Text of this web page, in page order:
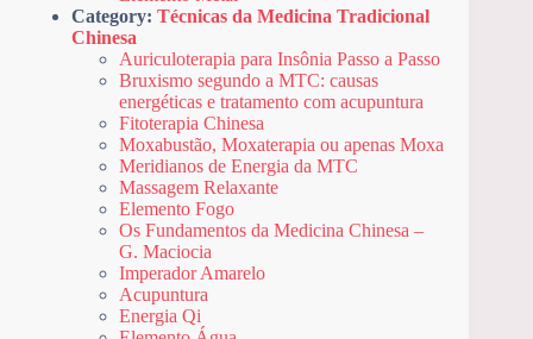
Category: Técnicas da Medicina Tradicional
Chinesa
Auriculoterapia para Insônia Passo a Passo
Bruxismo segundo a MTC: causas
energéticas e tratamento com acupuntura
Fitoterapia Chinesa
Moxabustão, Moxaterapia ou apenas Moxa
Meridianos de Energia da MTC
Massagem Relaxante
Elemento Fogo
Os Fundamentos da Medicina Chinesa –
G. Maciocia
Imperador Amarelo
Acupuntura
Energia Qi